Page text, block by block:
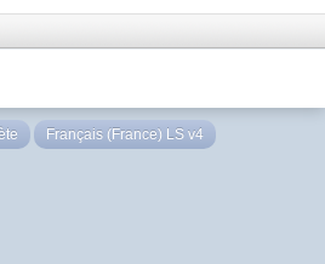
Français (France) LS v4